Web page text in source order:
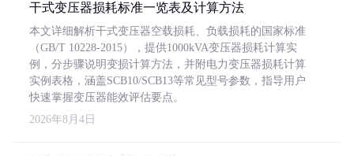
干式变压器损耗标准一览表及计算方法
本文详细解析干式变压器空载损耗、负载损耗的国家标准
（GB/T 10228-2015），提供1000kVA变压器损耗计算实
例，分步骤说明变损计算方法，并附电力变压器损耗计算
实例表格，涵盖SCB10/SCB13等常见型号参数，指导用户
快速掌握变压器能效评估要点。
2026年8月4日